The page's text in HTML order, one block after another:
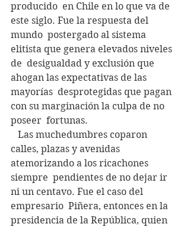
producido  en Chile en lo que va de
este siglo. Fue la respuesta del
mundo  postergado al sistema
elitista que genera elevados niveles
de  desigualdad y exclusión que
ahogan las expectativas de las
mayorías  desprotegidas que pagan
con su marginación la culpa de no
poseer  fortunas.
calles, plazas y avenidas
atemorizando a los ricachones
siempre  pendientes de no dejar ir
ni un centavo. Fue el caso del
empresario  Piñera, entonces en la
presidencia de la República, quien